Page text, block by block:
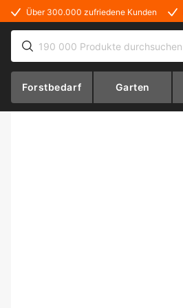
Über 300.000 zufriedene Kunden
Forstbedarf Garten